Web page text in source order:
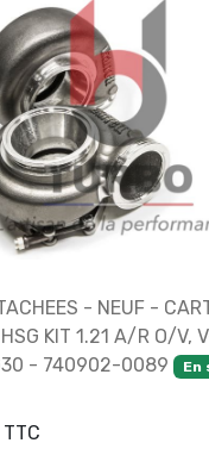
- NEUF -
KIT 1.21 A/R O/V,
- 740902-0089
En